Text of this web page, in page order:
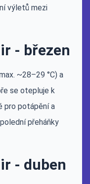
výletů mezi
- březen
~28–29 °C) a
se otepluje k
pro potápění a
přeháňky
- duben